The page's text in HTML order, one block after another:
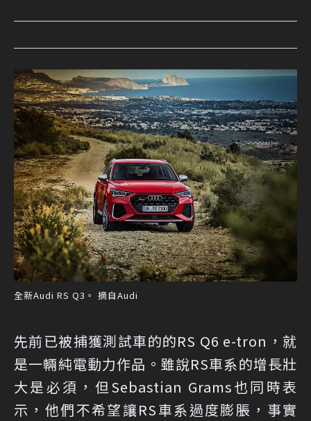
全新Audi RS Q3。 摘自Audi
先前已被捕獲測試車的的RS Q6 e-tron，就
是一輛純電動力作品。雖說RS車系的增長壯
大是必須，但Sebastian Grams也同時表
示，他們不希望讓RS車系過度膨脹，事實